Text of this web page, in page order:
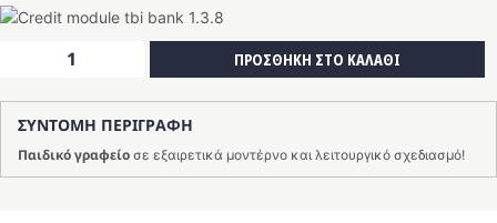
ποσότητα
ΠΡΟΣΘΗΚΗ ΣΤΟ ΚΑΛΑΘΙ
ΣΥΝΤΟΜΗ ΠΕΡΙΓΡΑΦΗ
Παιδικό γραφείο σε εξαιρετικά μοντέρνο και λειτουργικό σχεδιασμό!